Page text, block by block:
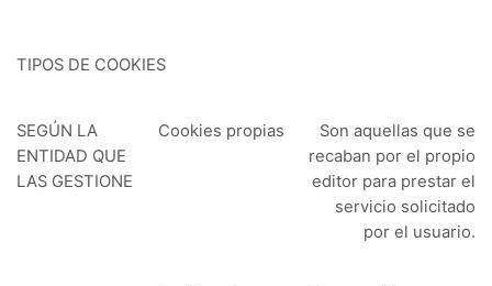
TIPOS DE COOKIES
SEGÚN LA
ENTIDAD QUE
LAS GESTIONE
Cookies propias
Son aquellas que se
recaban por el propio
editor para prestar el
servicio solicitado
por el usuario.